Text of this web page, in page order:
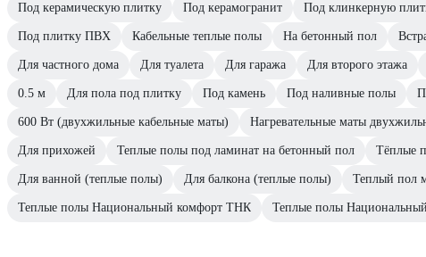
Под керамическую плитку Под керамогранит Под клинкерную
Под плитку ПВХ Кабельные теплые полы На бетонный пол
Для частного дома Для туалета Для гаража Для второго этажа
0.5 м Для пола под плитку Под камень Под наливные полы
600 Вт (двухжильные кабельные маты) Нагревательные маты
Для прихожей Теплые полы под ламинат на бетонный пол Тёплые
Для ванной (теплые полы) Для балкона (теплые полы) Теплый пол
Теплые полы Национальный комфорт ТНК Теплые полы